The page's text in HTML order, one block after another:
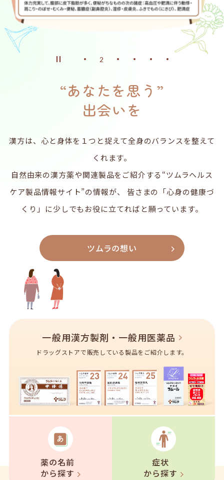
“あなたを思う”
出会いを
漢方は、心と身体を１つと捉えて全身のバランスを整えて
くれます。
自然由来の漢方薬や関連製品をご紹介する“ツムラヘルス
ケア製品情報サイト”の情報が、
皆さまの「心身の健康づ
くり」に少しでもお役に立てればと願っています。
ツムラの想い
一般用漢方製剤・一般用医薬品
ドラッグストアで販売している製品をご紹介します。
薬の名前
から探す
症状
から探す